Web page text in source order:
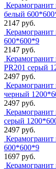
Керамогранит
белый
2147 руб.
600*600*9
2147 руб.
PR201 серый
2497 руб.
черный
2497 руб.
серый
2497 руб.
Керамогранит
600*600*9
1697 руб.